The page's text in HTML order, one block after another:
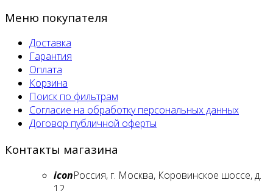
Меню покупателя
Доставка
Гарантия
Оплата
Корзина
Поиск по фильтрам
Согласие на обработку персональных данных
Договор публичной оферты
Контакты магазина
iconРоссия, г. Москва, Коровинское шоссе, д.